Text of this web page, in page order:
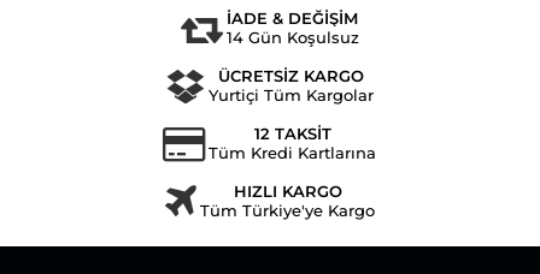
İADE & DEĞİŞİM
14 Gün Koşulsuz
ÜCRETSİZ KARGO
Yurtiçi Tüm Kargolar
12 TAKSİT
Tüm Kredi Kartlarına
HIZLI KARGO
Tüm Türkiye'ye Kargo